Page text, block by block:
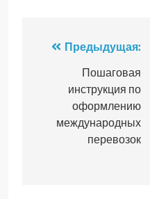
Навигация
записям
Предыдущая:
Пошаговая
инструкция по
оформлению
международных
перевозок